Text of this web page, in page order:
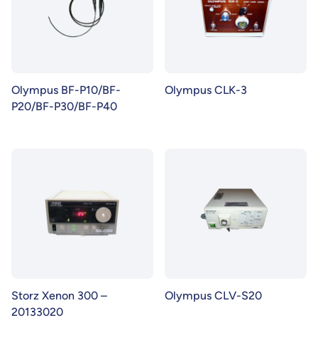
Olympus BF-P10/BF-
P20/BF-P30/BF-P40
Olympus CLK-3
Storz Xenon 300 –
20133020
Olympus CLV-S20